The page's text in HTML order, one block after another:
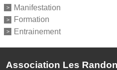
Manifestation
Formation
Entrainement
Association Les